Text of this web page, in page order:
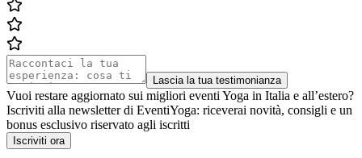
Lascia la tua testimonianza
Vuoi restare aggiornato sui migliori eventi Yoga in Italia e all’estero?
Iscriviti alla newsletter di EventiYoga: riceverai novità, consigli e un
bonus esclusivo riservato agli iscritti
Iscriviti ora